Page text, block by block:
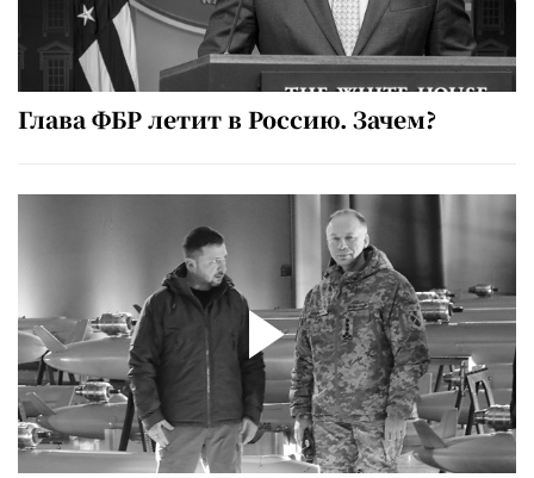
Глава ФБР летит в Россию. Зачем?